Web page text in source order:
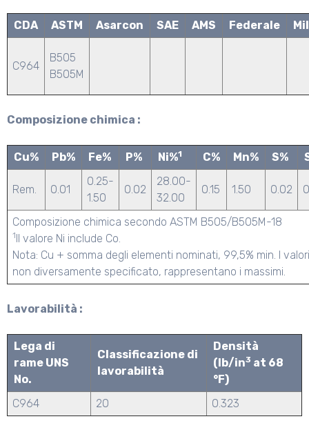
CDA ASTM Asarcon SAE AMS Federale
C964
B505
B505M
Composizione chimica :
Cu% Pb% Fe% P% Ni%1 C% Mn% S%
Composizione chimica secondo ASTM B505/B505M-18
1
Il valore Ni include Co.
Nota: Cu + somma degli elementi nominati, 99,5% min. I
non diversamente specificato, rappresentano i massimi.
Rem. 0.01
0.25-
1.50
0.02
28.00-
32.00
0.15 1.50 0.02
Lavorabilità :
Lega di
rame UNS
No.
Classificazione di
lavorabilità
Densità
(lb/in3 at 68
°F)
C964
20 0.323